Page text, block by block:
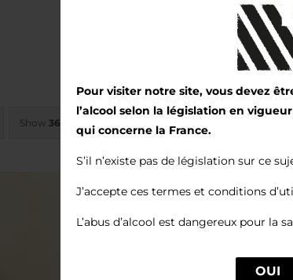
Pour visiter notre site, vous devez
l’alcool selon la législation en
qui concerne la France.
S’il n’existe pas de législation sur ce
J’accepte ces termes et conditions
L’abus d’alcool est dangereux pour la
OUI
(Per tutte le consegne al di fuori
Show 36 Products